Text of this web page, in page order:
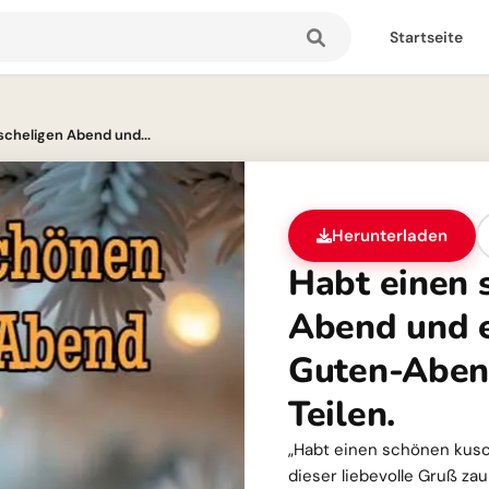
Startseite
Abend und...
Herunterladen
Habt einen
Abend und
Guten-
Teilen.
„Habt einen schönen
dieser liebevolle Gruß